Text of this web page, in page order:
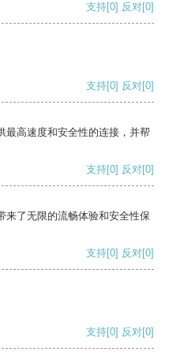
支持[0] 反对[0]
支持[0] 反对[0]
最高速度和安全性的连接，并帮
支持[0] 反对[0]
来了无限的流畅体验和安全性保
支持[0] 反对[0]
支持[0] 反对[0]